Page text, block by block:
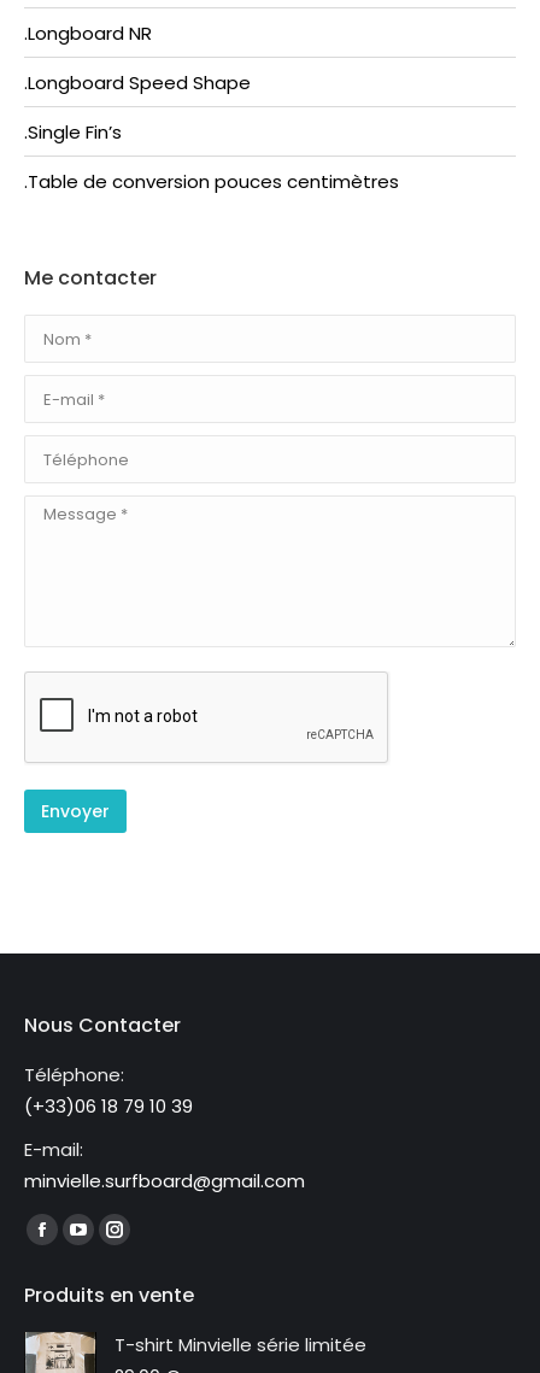
.Longboard NR
.Longboard Speed Shape
.Single Fin’s
.Table de conversion pouces centimètres
Me contacter
Téléphone
Message *
Envoyer
Nous Contacter
Téléphone:
(+33)06 18 79 10 39
E-mail:
minvielle.surfboard@gmail.com
Trouvez nous sur :
La
Facebook
s'ouvre
La
YouTube
s'ouvre
La
Instagram
s'ouvre
Produits en vente
T-shirt Minvielle série limitée